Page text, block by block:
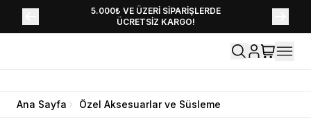
5.000₺ VE ÜZERİ SİPARİŞLERDE
ÜCRETSİZ KARGO!
YENİ SEZON KOLEKSİYONU EKLENDİ,
HEMEN KEŞFET!
Ana Sayfa Özel Aksesuarlar ve Süsleme